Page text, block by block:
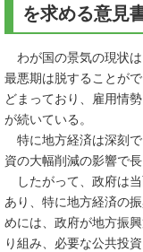
を求める意見
わが国の景気の現状
最悪期は脱することが
どまっており、雇用情
が続いている。
特に地方経済は深刻
資の大幅削減の影響で
したがって、政府は
あり、特に地方経済の
めには、政府が地方振
り組み、必要な公共投